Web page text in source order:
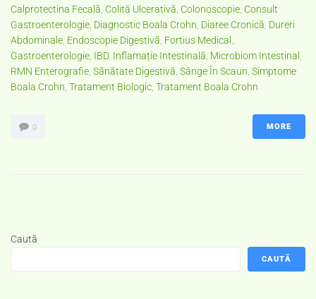
Calprotectina Fecală Colită Ulcerativă Colonoscopie Consult
Gastroenterologie Diagnostic Boala Crohn Diaree Cronică Dureri
Abdominale Endoscopie Digestivă Fortius Medical.
Gastroenterologie IBD, Inflamație Intestinală Microbiom Intestinal
RMN Enterografie Sănătate Digestivă Sânge În Scaun Simptome
Boala Crohn Tratament Biologic Tratament Boala Crohn
0 MORE
Caută
CAUTĂ